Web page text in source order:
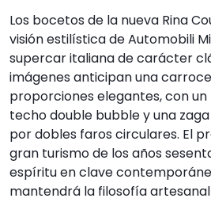
Los bocetos de la nueva Rina
visión estilística de Automobili
supercar italiana de carácter
imágenes anticipan una
proporciones elegantes, con un
techo double bubble y una
por dobles faros circulares. El
gran turismo de los años
espíritu en clave
mantendrá la filosofía